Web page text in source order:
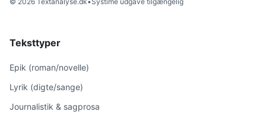
Teksttyper
Epik (roman/novelle)
Lyrik (digte/sange)
Journalistik & sagprosa